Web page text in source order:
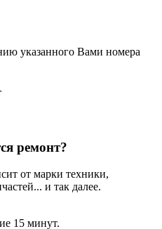
указанного Вами номера
ремонт?
от марки техники,
и так далее.
15 минут.